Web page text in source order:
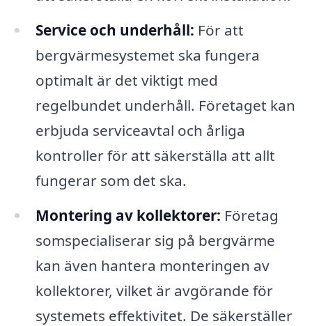
Service och underhåll: För att
bergvärmesystemet ska fungera
optimalt är det viktigt med
regelbundet underhåll. Företaget kan
erbjuda serviceavtal och årliga
kontroller för att säkerställa att allt
fungerar som det ska.
Montering av kollektorer: Företag
somspecialiserar sig på bergvärme
kan även hantera monteringen av
kollektorer, vilket är avgörande för
systemets effektivitet. De säkerställer